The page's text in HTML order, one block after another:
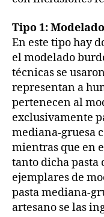
Tipo 1:
En este tipo hay
el modelado
técnicas se
representan a
pertenecen al
exclusivamente
mediana-gruesa
mientras que en
tanto dicha pasta
ejemplares de
pasta mediana-
artesano se las